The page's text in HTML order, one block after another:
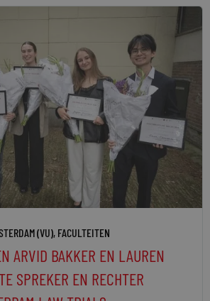
(VU), FACULTEITEN
ARVID BAKKER EN LAUREN
SPREKER EN RECHTER